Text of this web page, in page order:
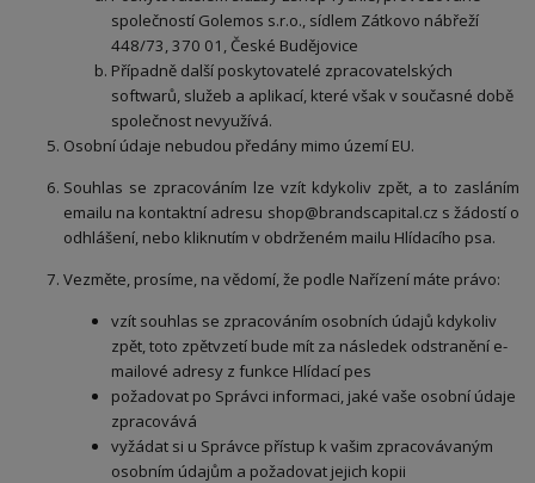
společností Golemos s.r.o., sídlem Zátkovo nábřeží
448/73, 370 01, České Budějovice
Případně další poskytovatelé zpracovatelských
softwarů, služeb a aplikací, které však v současné době
společnost nevyužívá.
Osobní údaje nebudou předány mimo území EU.
Souhlas se zpracováním lze vzít kdykoliv zpět, a to zasláním
emailu na kontaktní adresu shop@brandscapital.cz s žádostí o
odhlášení, nebo kliknutím v obdrženém mailu Hlídacího psa.
Vezměte, prosíme, na vědomí, že podle Nařízení máte právo:
vzít souhlas se zpracováním osobních údajů kdykoliv
zpět, toto zpětvzetí bude mít za následek odstranění e-
mailové adresy z funkce Hlídací pes
požadovat po Správci informaci, jaké vaše osobní údaje
zpracovává
vyžádat si u Správce přístup k vašim zpracovávaným
osobním údajům a požadovat jejich kopii